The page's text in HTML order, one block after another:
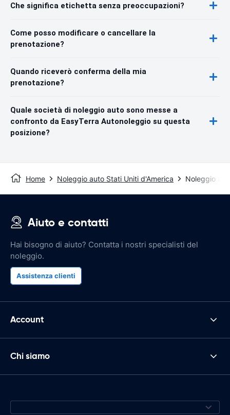
Che significa etichetta senza preoccupazioni?
Come posso modificare o cancellare la
prenotazione?
Quando riceverò conferma della mia
prenotazione?
Quale società di noleggio auto sono messe a
confronto da EasyTerra Autonoleggio su questa
posizione?
Home Noleggio auto Stati Uniti d'America Noleggio
Aiuto e contatti
Hai bisogno di aiuto? Contatta i nostri specialisti del
noleggio.
Assistenza clienti
Account
Chi siamo